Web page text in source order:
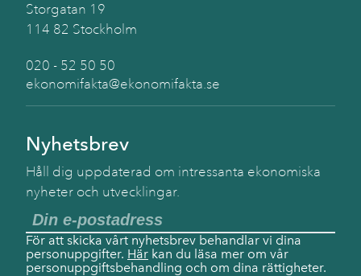
Storgatan 19
114 82 Stockholm
020 - 52 50 50
ekonomifakta@ekonomifakta.se
Nyhetsbrev
Håll dig uppdaterad om intressanta ekonomiska
nyheter och utvecklingar.
För att skicka vårt nyhetsbrev behandlar vi dina
personuppgifter. Här kan du läsa mer om vår
personuppgiftsbehandling och om dina rättigheter.